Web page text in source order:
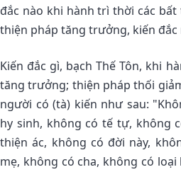
đắc nào khi hành trì thời các
thiện pháp tăng trưởng, kiến
Kiến đắc gì, bạch Thế Tôn, khi
tăng trưởng; thiện pháp thối
người có (tà) kiến như sau:
hy sinh, không có tế tự, không
thiện ác, không có đời này,
mẹ, không có cha, không có